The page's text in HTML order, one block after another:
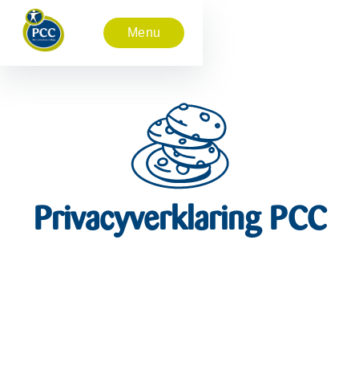
Menu
Privacyverklaring PCC